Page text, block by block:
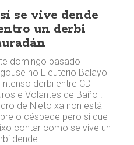
se vive dende
un derbi
domingo pasado
no Eleuterio Balayo
intenso derbi entre CD
e Volantes de Baño .
de Nieto xa non está
o céspede pero si que
contar como se vive un
dende…